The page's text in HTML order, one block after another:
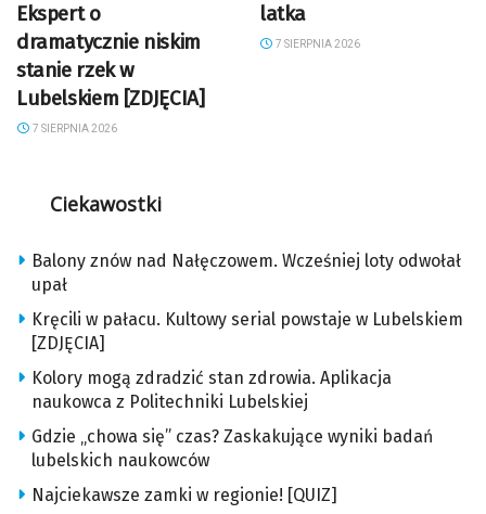
Ekspert o
dramatycznie niskim
stanie rzek w
Lubelskiem [ZDJĘCIA]
7 SIERPNIA 2026
latka
7 SIERPNIA 2026
Ciekawostki
Balony znów nad Nałęczowem. Wcześniej loty odwołał
upał
Kręcili w pałacu. Kultowy serial powstaje w Lubelskiem
[ZDJĘCIA]
Kolory mogą zdradzić stan zdrowia. Aplikacja
naukowca z Politechniki Lubelskiej
Gdzie „chowa się” czas? Zaskakujące wyniki badań
lubelskich naukowców
Najciekawsze zamki w regionie! [QUIZ]